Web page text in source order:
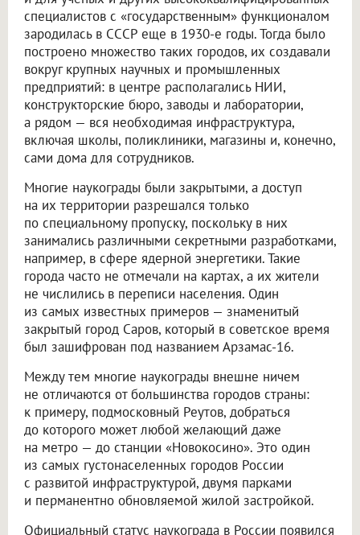
специалистов с «государственным» функционалом
зародилась в СССР еще в 1930-е годы. Тогда было
построено множество таких городов, их создавали
вокруг крупных научных и промышленных
предприятий: в центре располагались НИИ,
конструкторские бюро, заводы и лаборатории,
а рядом — вся необходимая инфраструктура,
включая школы, поликлиники, магазины и, конечно,
сами дома для сотрудников.
Многие наукограды были закрытыми, а доступ
на их территории разрешался только
по специальному пропуску, поскольку в них
занимались различными секретными разработками,
например, в сфере ядерной энергетики. Такие
города часто не отмечали на картах, а их жители
не числились в переписи населения. Один
из самых известных примеров — знаменитый
закрытый город Саров, который в советское время
был зашифрован под названием Арзамас-16.
Между тем многие наукограды внешне ничем
не отличаются от большинства городов страны:
к примеру, подмосковный Реутов, добраться
до которого может любой желающий даже
на метро — до станции «Новокосино». Это один
из самых густонаселенных городов России
с развитой инфраструктурой, двумя парками
и перманентно обновляемой жилой застройкой.
Официальный статус наукограда в России появился